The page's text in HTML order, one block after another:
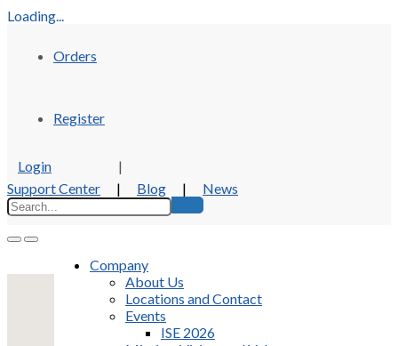
Loading...
Orders
Register
Login
|
Support Center
| Blog | News
Company
About Us
Locations and Contact
Events
ISE 2026